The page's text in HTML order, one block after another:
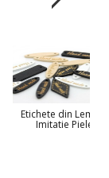
Etichete din Lemn si
Imitatie Piele